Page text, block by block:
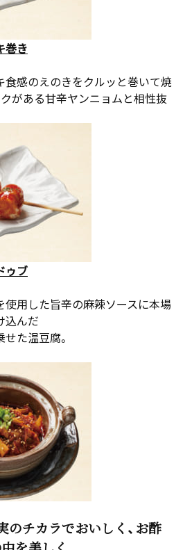
巻き
感のえのきをクルッと巻いて焼
がある甘辛ヤンニョムと相性抜
ゥブ
用した旨辛の麻辣ソースに本場
込んだ
た温豆腐。
のチカラでおいしく、お酢